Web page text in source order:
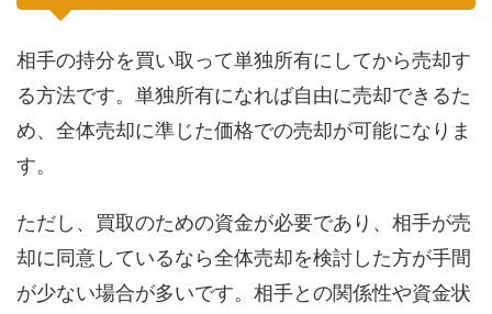
相手の持分を買い取って単独所有にしてから売却す
る方法です。単独所有になれば自由に売却できるた
め、全体売却に準じた価格での売却が可能になりま
す。
ただし、買取のための資金が必要であり、相手が売
却に同意しているなら全体売却を検討した方が手間
が少ない場合が多いです。相手との関係性や資金状